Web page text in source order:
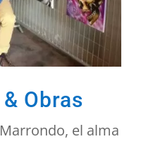
Obras
el alma